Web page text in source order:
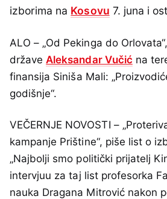
izborima na Kosovu 7. juna i
ALO – „Od Pekinga do
države Aleksandar Vučić na
finansija Siniša Mali:
godišnje“.
VEČERNJE NOVOSTI –
kampanje Prištine“, piše list o
„Najbolji smo politički prijatelj
intervjuu za taj list profesorka
nauka Dragana Mitrović nakon